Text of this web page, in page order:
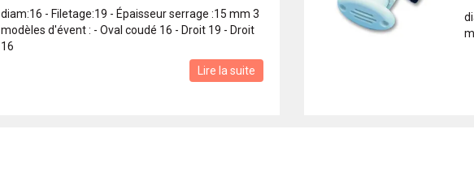
diam:16 - Filetage:19 - Épaisseur serrage :15 mm 3
modèles d'évent : - Oval coudé 16 - Droit 19 - Droit
16
Lire la suite